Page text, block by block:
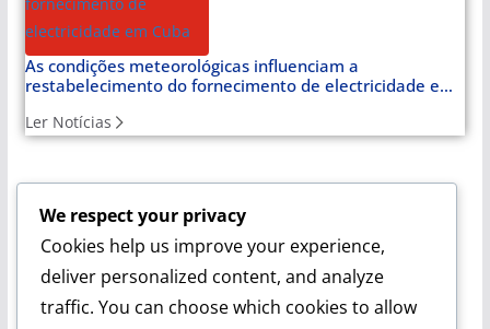
As condições meteorológicas influenciam a
restabelecimento do fornecimento de electricidade em
Ler Notícias
Cuba Soberana:Um espaço para quem reconhece Cuba
como farol de dignidade. Com cobertura especial sobre a
Venezuela e a luta latino-americana, oferece notícias e
artigos de opinião que analisam o mundo a partir da
We respect your privacy
Cookies help us improve your experience,
deliver personalized content, and analyze
traffic. You can choose which cookies to allow